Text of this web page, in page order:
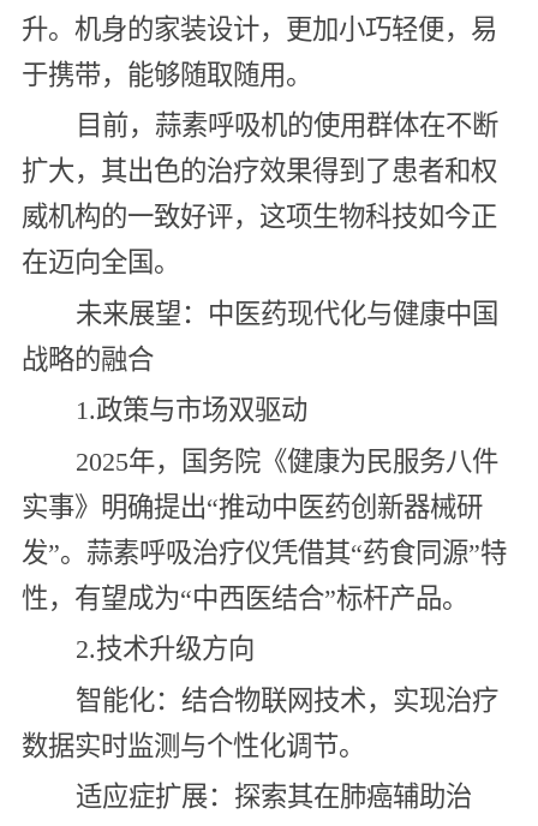
升。机身的家装设计，更加小巧轻便，易
于携带，能够随取随用。
目前，蒜素呼吸机的使用群体在不断
扩大，其出色的治疗效果得到了患者和权
威机构的一致好评，这项生物科技如今正
在迈向全国。
未来展望：中医药现代化与健康中国
战略的融合
1.政策与市场双驱动
2025年，国务院《健康为民服务八件
实事》明确提出“推动中医药创新器械研
发”。蒜素呼吸治疗仪凭借其“药食同源”特
性，有望成为“中西医结合”标杆产品。
2.技术升级方向
智能化：结合物联网技术，实现治疗
数据实时监测与个性化调节。
适应症扩展：探索其在肺癌辅助治